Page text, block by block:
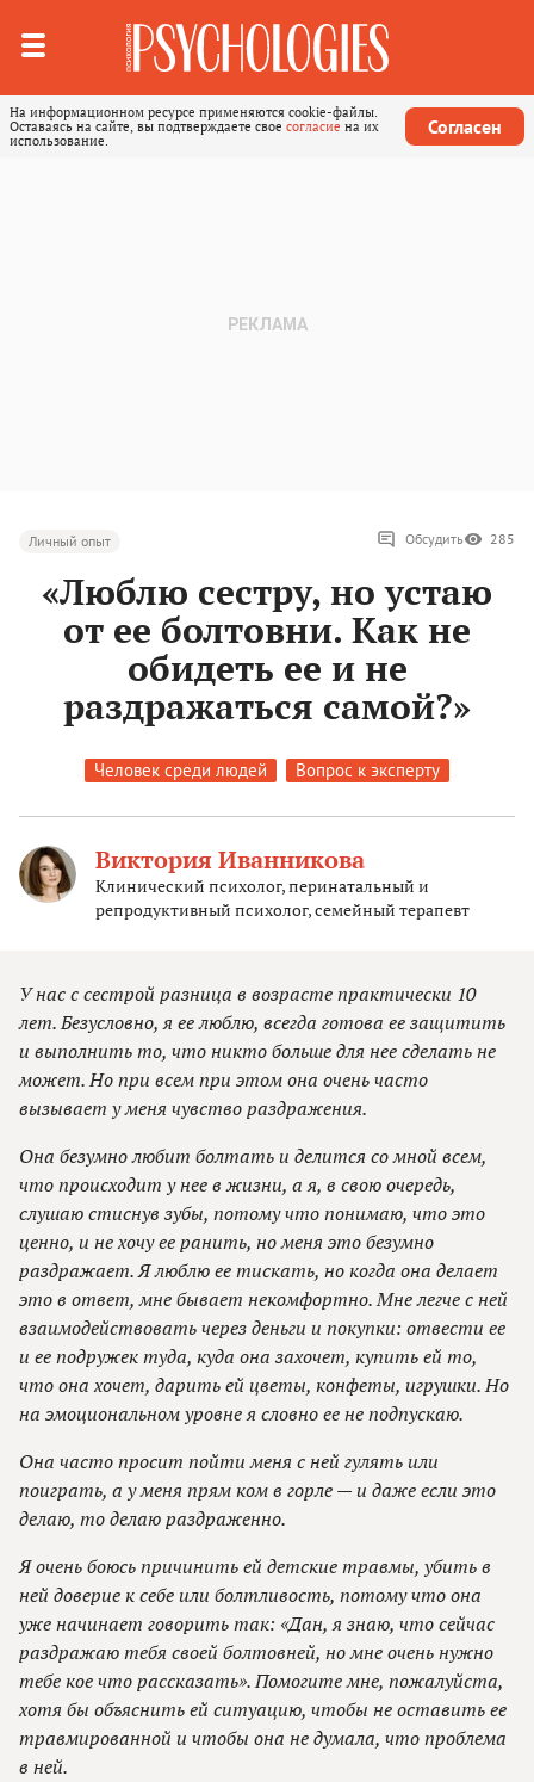
На информационном ресурсе применяются cookie-файлы.
Оставаясь на сайте, вы подтверждаете свое согласие на их
использование.
Согласен
Личный опыт Обсудить 285
«Люблю сестру, но устаю
от ее болтовни. Как не
обидеть ее и не
раздражаться самой?»
Человек среди людей Вопрос к эксперту
Виктория Иванникова
Клинический психолог, перинатальный и
репродуктивный психолог, семейный терапевт
У нас с сестрой разница в возрасте практически 10
лет. Безусловно, я ее люблю, всегда готова ее защитить
и выполнить то, что никто больше для нее сделать не
может. Но при всем при этом она очень часто
вызывает у меня чувство раздражения.
Она безумно любит болтать и делится со мной всем,
что происходит у нее в жизни, а я, в свою очередь,
слушаю стиснув зубы, потому что понимаю, что это
ценно, и не хочу ее ранить, но меня это безумно
раздражает. Я люблю ее тискать, но когда она делает
это в ответ, мне бывает некомфортно. Мне легче с ней
взаимодействовать через деньги и покупки: отвести ее
и ее подружек туда, куда она захочет, купить ей то,
что она хочет, дарить ей цветы, конфеты, игрушки. Но
на эмоциональном уровне я словно ее не подпускаю.
Она часто просит пойти меня с ней гулять или
поиграть, а у меня прям ком в горле — и даже если это
делаю, то делаю раздраженно.
Я очень боюсь причинить ей детские травмы, убить в
ней доверие к себе или болтливость, потому что она
уже начинает говорить так: «Дан, я знаю, что сейчас
раздражаю тебя своей болтовней, но мне очень нужно
тебе кое что рассказать». Помогите мне, пожалуйста,
хотя бы объяснить ей ситуацию, чтобы не оставить ее
травмированной и чтобы она не думала, что проблема
в ней.